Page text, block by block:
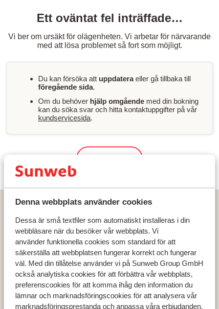
Denna webbplats använder cookies
Dessa är små textfiler som automatiskt installeras i din
webbläsare när du besöker vår webbplats. Vi
använder funktionella cookies som standard för att
säkerställa att webbplatsen fungerar korrekt och fungerar
väl. Med din tillåtelse använder vi på Sunweb Group GmbH
också analytiska cookies för att förbättra vår webbplats,
preferenscookies för att komma ihåg den information du
lämnar och marknadsföringscookies för att analysera vår
marknadsföringsprestanda och anpassa våra erbjudanden.
Ett oväntat fel inträffade…
Vi ber om ursäkt för olägenheten. Vi arbetar för närvarande
med att lösa problemet så fort som möjligt.
Du kan försöka att uppdateraeller gå tillbaka till
föregående sida.
Om du behöver hjälp omgående med din bokning
kan du söka svar och hitta kontaktuppgifter på vår
kundservicesida.
Hem Solresor Grekland
Kreta
Chania - Agia Marina
Evexia Boutique & Spa Hotel
Populära länder
Grekland
Turkiet